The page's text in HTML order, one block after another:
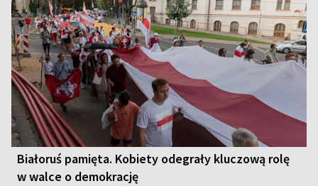
Białoruś pamięta. Kobiety odegrały kluczową rolę
w walce o demokrację